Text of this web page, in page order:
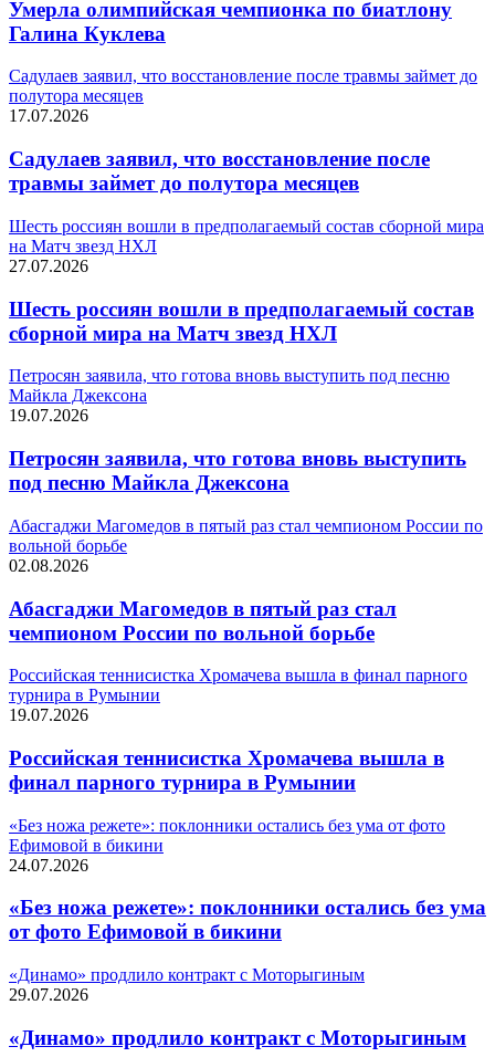
Умерла олимпийская чемпионка по биатлону
Галина Куклева
Садулаев заявил, что восстановление после травмы займет до
полутора месяцев
17.07.2026
Садулаев заявил, что восстановление после
травмы займет до полутора месяцев
Шесть россиян вошли в предполагаемый состав сборной мира
на Матч звезд НХЛ
27.07.2026
Шесть россиян вошли в предполагаемый состав
сборной мира на Матч звезд НХЛ
Петросян заявила, что готова вновь выступить под песню
Майкла Джексона
19.07.2026
Петросян заявила, что готова вновь выступить
под песню Майкла Джексона
Абасгаджи Магомедов в пятый раз стал чемпионом России по
вольной борьбе
02.08.2026
Абасгаджи Магомедов в пятый раз стал
чемпионом России по вольной борьбе
Российская теннисистка Хромачева вышла в финал парного
турнира в Румынии
19.07.2026
Российская теннисистка Хромачева вышла в
финал парного турнира в Румынии
«Без ножа режете»: поклонники остались без ума от фото
Ефимовой в бикини
24.07.2026
«Без ножа режете»: поклонники остались без ума
от фото Ефимовой в бикини
«Динамо» продлило контракт с Моторыгиным
29.07.2026
«Динамо» продлило контракт с Моторыгиным